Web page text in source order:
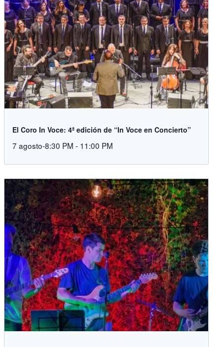
El Coro In Voce: 4ª edición de “In Voce en Concierto”
7 agosto-8:30 PM - 11:00 PM